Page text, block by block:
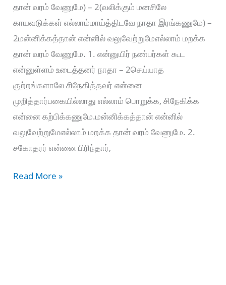
தான் வரம் வேணுமே) – 2(வலிக்கும் மனசிலே
காயவடுக்கள் எல்லாம்மாய்த்திடவே நாதா இரங்கணுமே) –
2மன்னிக்கத்தான் என்னில் வலுவேற்றுமேஎல்லாம் மறக்க
தான் வரம் வேணுமே. 1. என்னுயிர் நண்பர்கள் கூட
என்னுள்ளம் உடைத்தனர் நாதா – 2செய்யாத
குற்றங்களாலே சிநேகித்தவர் என்னை
முறித்தார்பகையில்லாது எல்லாம் பொறுக்க, சிநேகிக்க
என்னை கற்பிக்கணுமே.மன்னிக்கத்தான் என்னில்
வலுவேற்றுமேஎல்லாம் மறக்க தான் வரம் வேணுமே. 2.
சகோதரர் என்னை பிரிந்தார்,
Mannikkaththaan
Read More »